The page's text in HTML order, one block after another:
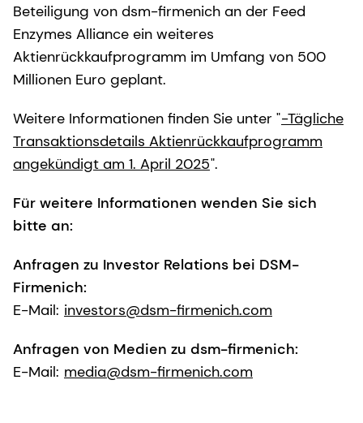
Beteiligung von dsm-firmenich an der Feed
Enzymes Alliance ein weiteres
Aktienrückkaufprogramm im Umfang von 500
Millionen Euro geplant.
Weitere Informationen finden Sie unter "-Tägliche
Transaktionsdetails Aktienrückkaufprogramm
angekündigt am 1. April 2025".
Für weitere Informationen wenden Sie sich
bitte an:
Anfragen zu Investor Relations bei DSM-
Firmenich:
E-Mail: investors@dsm-firmenich.com
Anfragen von Medien zu dsm-firmenich:
E-Mail: media@dsm-firmenich.com